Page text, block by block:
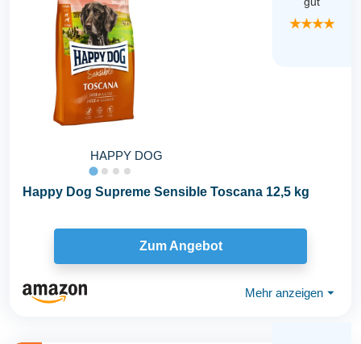
HAPPY DOG
★★★★
Happy Dog Supreme Sensible Toscana 12,5 kg
Zum Angebot
Mehr anzeigen ⏷